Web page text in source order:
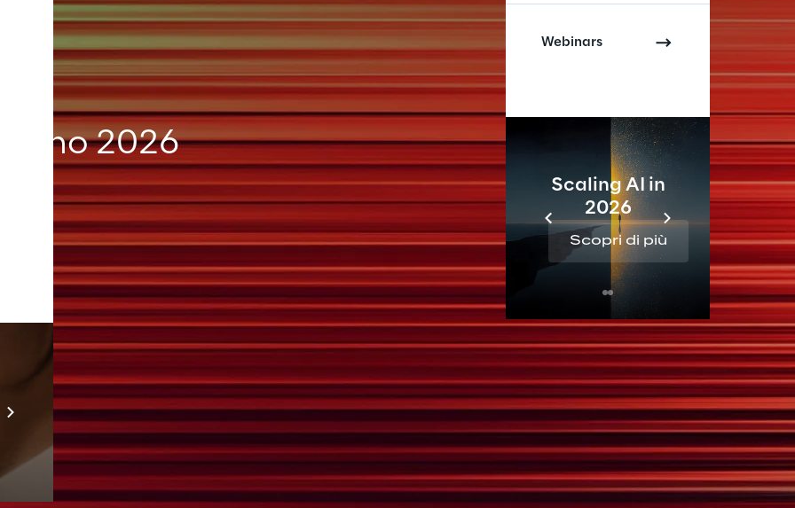
Prebuilt AI Apps
Scopri di più
Webinars
Scaling AI in
2026
Scopri di più
2026